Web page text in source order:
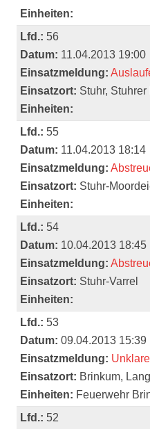
Einheiten:
Lfd.: 56
Datum: 11.04.2013 19:00
Einsatzmeldung:
Einsatzort: Stuhr,
Einheiten:
Lfd.: 55
Datum: 11.04.2013 18:14
Einsatzmeldung:
Einsatzort: Stuhr-
Einheiten:
Lfd.: 54
Datum: 10.04.2013 18:45
Einsatzmeldung:
Einsatzort: Stuhr-Varrel
Einheiten:
Lfd.: 53
Datum: 09.04.2013 15:39
Einsatzmeldung:
Einsatzort: Brinkum,
Einheiten: Feuerwehr
Lfd.: 52